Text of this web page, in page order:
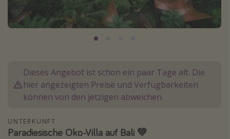
Lombardei
Korsika
Reisethemen
Alle Reisethemen
Strandurlaub
Dieses Angebot ist schon ein paar Tage alt. Die
hier angezeigten Preise und Verfügbarkeiten
können von den jetzigen abweichen.
UNTERKUNFT
Paradiesische Öko-Villa auf Bali 💚